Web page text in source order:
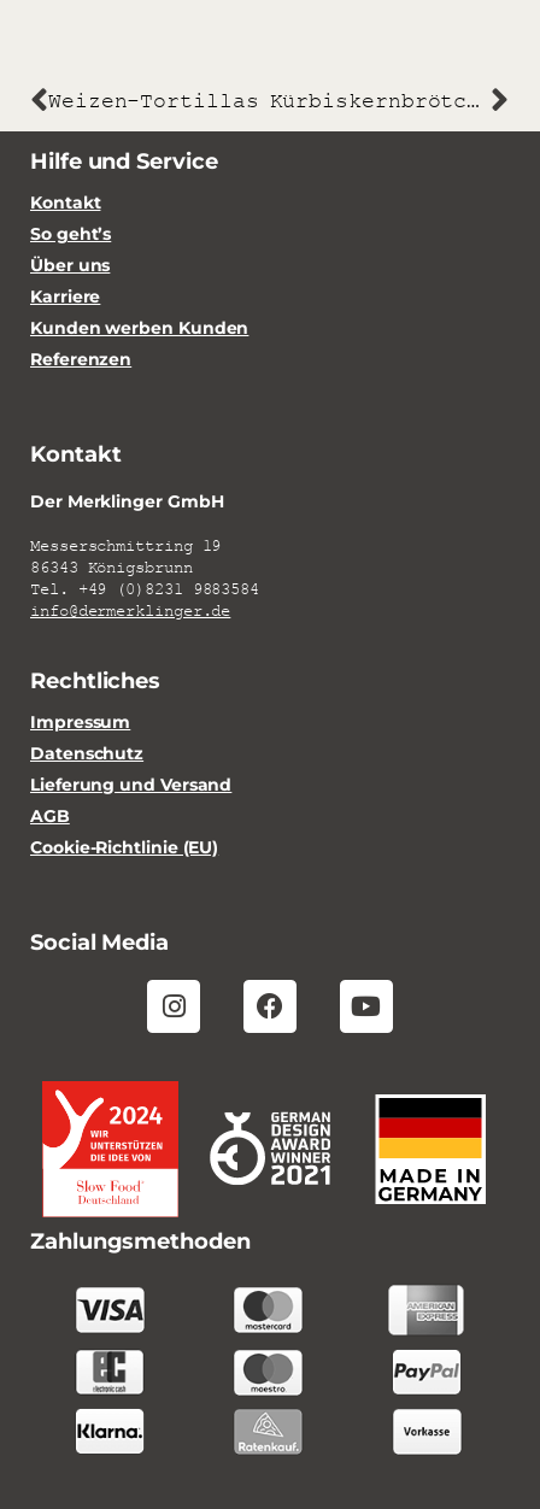
Weizen-Tortillas Kürbiskernbrötchen
Hilfe und Service
Kontakt
So geht’s
Über uns
Karriere
Kunden werben Kunden
Referenzen
Kontakt
Der Merklinger GmbH
Messerschmittring 19
86343 Königsbrunn
Tel. +49 (0)8231 9883584
info@dermerklinger.de
Rechtliches
Impressum
Datenschutz
Lieferung und Versand
AGB
Cookie-Richtlinie (EU)
Social Media
Zahlungsmethoden